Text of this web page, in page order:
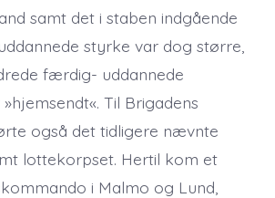
samt det i staben indgående
styrke var dog større,
færdig- uddannede
Til Brigadens
også det tidligere nævnte
lottekorpset. Hertil kom et
i Malmo og Lund,